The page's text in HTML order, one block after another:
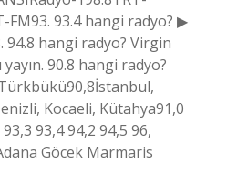
FM93. 93.4 hangi radyo? ▶
94.8 hangi radyo? Virgin
90.8 hangi radyo?
Kocaeli, Kütahya91,0
93,4 94,2 94,5 96,
Göcek Marmaris